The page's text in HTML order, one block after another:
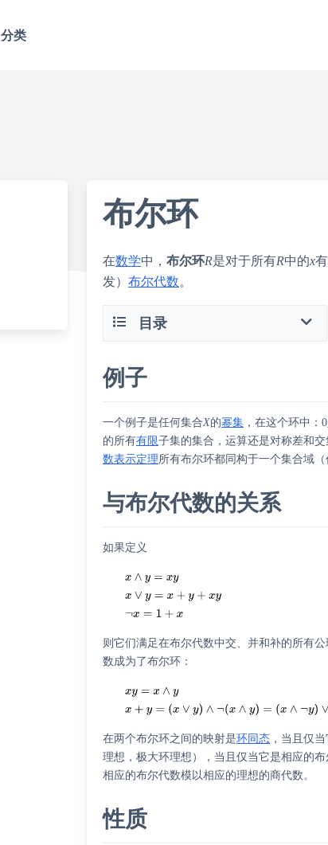
分类
布尔环
在数学中，布尔环R是对于所有R中的x有
发）布尔代数。
目录
例子
一个例子是任何集合X的幂集 ，在这个环中：
的所有有限子集的集合，运算还是对称差和
数表示定理所有布尔环都同构于一个集合域
与布尔代数的关系
如果定义
则它们满足在布尔代数中交、并和补的所有
数成为了布尔环：
在两个布尔环之间的映射是环同态 ，当且仅
理想，极大环理想），当且仅当它是相应的
相应的布尔代数模以相应的理想的商代数。
性质